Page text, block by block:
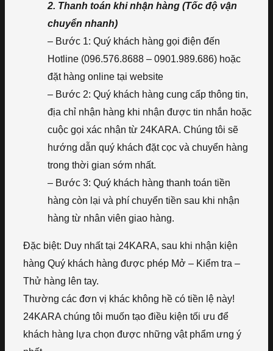
2. Thanh toán khi nhận hàng (Tốc độ vận
chuyển nhanh)
– Bước 1: Quý khách hàng gọi điện đến
Hotline (096.576.8688 – 0901.989.686) hoặc
đặt hàng online tại website
– Bước 2: Quý khách hàng cung cấp thông tin,
địa chỉ nhận hàng khi nhận được tin nhắn hoặc
cuộc gọi xác nhận từ 24KARA. Chúng tôi sẽ
hướng dẫn quý khách đặt cọc và chuyển hàng
trong thời gian sớm nhất.
– Bước 3: Quý khách hàng thanh toán tiền
hàng còn lại và phí chuyển tiền sau khi nhận
hàng từ nhân viên giao hàng.
Đặc biệt: Duy nhất tại 24KARA, sau khi nhận kiện
hàng Quý khách hàng được phép Mở – Kiểm tra –
Thử hàng lên tay.
Thường các đơn vị khác không hề có tiền lệ này!
24KARA chúng tôi muốn tạo điều kiện tối ưu để
khách hàng lựa chọn được những vật phẩm ưng ý